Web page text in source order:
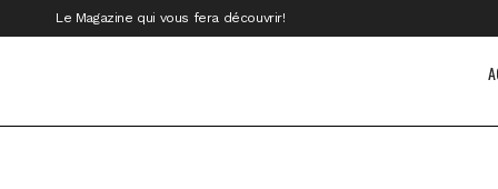
Le Magazine qui vous fera découvrir!